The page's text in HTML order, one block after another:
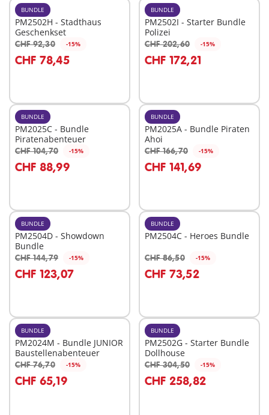
BUNDLE
PM2502H - Stadthaus
Geschenkset
CHF 92,30 -15%
CHF 78,45
In den Warenkorb
BUNDLE
PM2502I - Starter Bundle
Polizei
CHF 202,60 -15%
CHF 172,21
In den Warenkorb
BUNDLE
PM2025C - Bundle
Piratenabenteuer
CHF 104,70 -15%
CHF 88,99
In den Warenkorb
BUNDLE
PM2025A - Bundle Piraten
Ahoi
CHF 166,70 -15%
CHF 141,69
In den Warenkorb
BUNDLE
PM2504D - Showdown
Bundle
CHF 144,79 -15%
CHF 123,07
In den Warenkorb
BUNDLE
PM2504C - Heroes Bundle
CHF 86,50 -15%
CHF 73,52
In den Warenkorb
BUNDLE
PM2024M - Bundle JUNIOR
Baustellenabenteuer
CHF 76,70 -15%
CHF 65,19
In den Warenkorb
BUNDLE
PM2502G - Starter Bundle
Dollhouse
CHF 304,50 -15%
CHF 258,82
In den Warenkorb